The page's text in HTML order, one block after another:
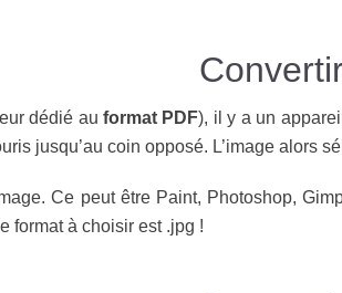
dédié auformat PDF), il y a un
jusqu’au coin opposé. L’image alors
Ce peut être Paint, Photoshop,
format à choisir est .jpg !